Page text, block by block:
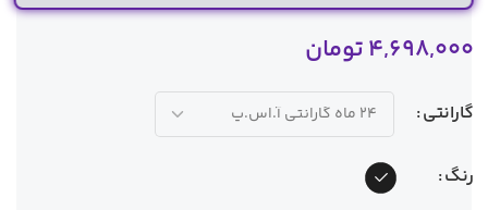
4,698,000تومان
گارانتی
رنگ